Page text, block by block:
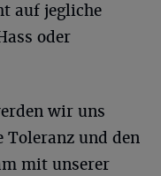
auf jegliche
oder
wir uns
und den
mit unserer